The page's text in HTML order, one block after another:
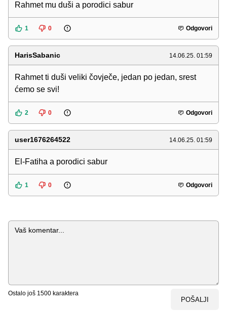
Rahmet mu duši a porodici sabur
1 0 Odgovori
HarisSabanic 14.06.25. 01:59
Rahmet ti duši veliki čovječe, jedan po jedan, srest
ćemo se svi!
2 0 Odgovori
user1676264522 14.06.25. 01:59
El-Fatiha a porodici sabur
1 0 Odgovori
Komentar
Ostalo još 1500 karaktera
POŠALJI